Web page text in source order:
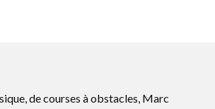
de courses à obstacles, Marc